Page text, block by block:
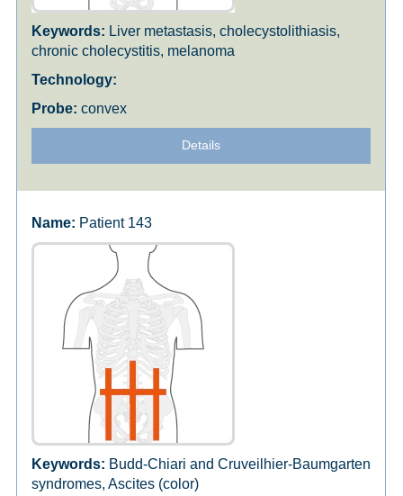
Liver metastasis, cholecystolithiasis,
chronic cholecystitis, melanoma
convex
Details
Patient 143
Budd-Chiari and Cruveilhier-Baumgarten
syndromes, Ascites (color)